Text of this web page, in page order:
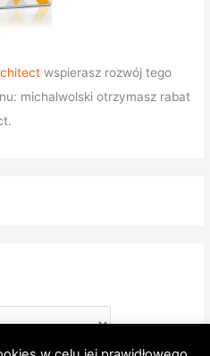
wspierasz rozwój tego
michalwolski otrzymasz rabat